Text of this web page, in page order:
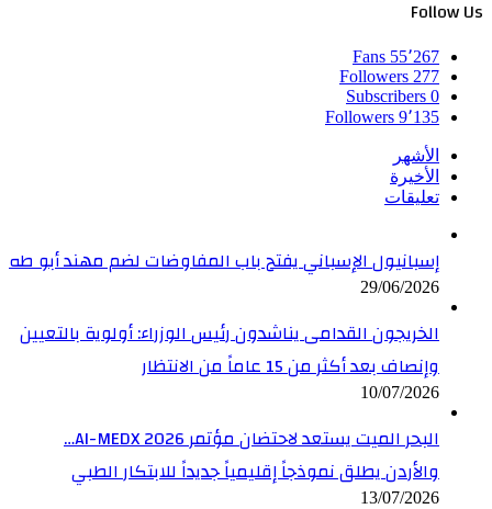
Follow Us
55٬267 Fans
277
Followers
0
Subscribers
9٬135 Followers
الأشهر
الأخيرة
تعليقات
إسبانيول الإسباني يفتح باب المفاوضات لضم مهند أبو طه
29/06/2026
الخريجون القدامى يناشدون رئيس الوزراء: أولوية بالتعيين
وإنصاف بعد أكثر من 15 عاماً من الانتظار
10/07/2026
البحر الميت يستعد لاحتضان مؤتمر AI-MEDX 2026…
والأردن يطلق نموذجاً إقليمياً جديداً للابتكار الطبي
13/07/2026